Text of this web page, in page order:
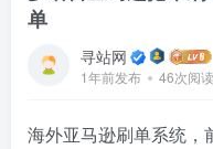
单
寻站网
1年前发布 46次阅读
海外亚马逊刷单系统，